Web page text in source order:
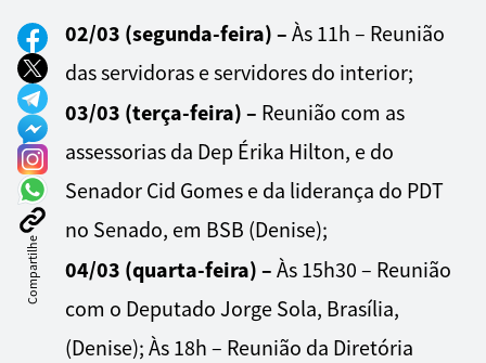
Compartilhe
02/03 (segunda-feira) – Às 11h – Reunião
das servidoras e servidores do interior;
03/03 (terça-feira) – Reunião com as
assessorias da Dep Érika Hilton, e do
Senador Cid Gomes e da liderança do PDT
no Senado, em BSB (Denise);
04/03 (quarta-feira) – Às 15h30 – Reunião
com o Deputado Jorge Sola, Brasília,
(Denise); Às 18h – Reunião da Diretória